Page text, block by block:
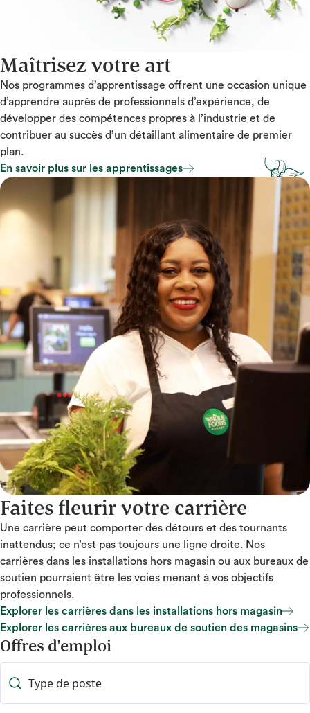
Maîtrisez votre art
Nos programmes d’apprentissage offrent une occasion unique
d’apprendre auprès de professionnels d’expérience, de
développer des compétences propres à l’industrie et de
contribuer au succès d’un détaillant alimentaire de premier
plan.
En savoir plus sur les apprentissages
En savoir plus sur les apprentissages
Faites fleurir votre carrière
Une carrière peut comporter des détours et des tournants
inattendus; ce n’est pas toujours une ligne droite. Nos
carrières dans les installations hors magasin ou aux bureaux de
soutien pourraient être les voies menant à vos objectifs
professionnels.
Explorer les carrières dans les installations hors magasin
Explorer les carrières dans les installations hors magasin
Explorer les carrières aux bureaux de soutien des magasins
Explorer les carrières aux bureaux de soutien des magasins
Offres d'emploi